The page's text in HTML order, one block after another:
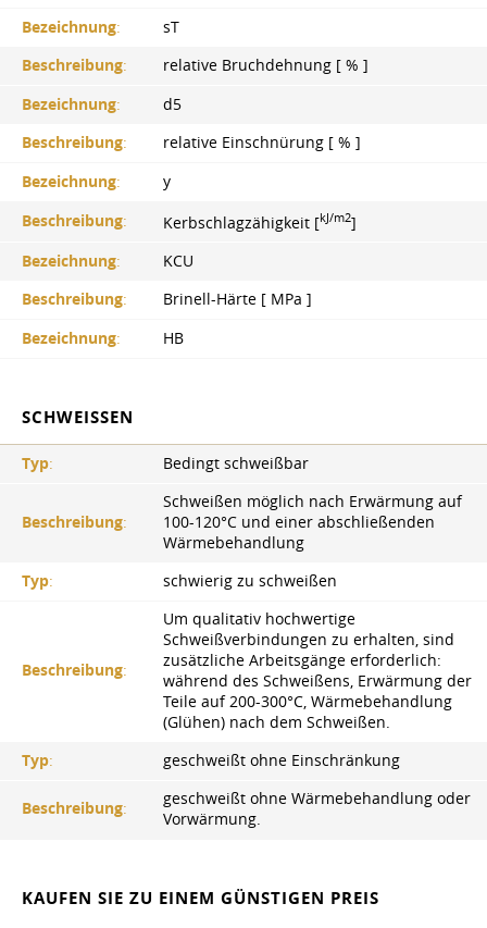
Bezeichnung:
sT
Beschreibung:
relative Bruchdehnung [ % ]
Bezeichnung:
d5
Beschreibung:
relative Einschnürung [ % ]
Bezeichnung:
y
Beschreibung: Kerbschlagzähigkeit [kJ/m2]
Bezeichnung:
KCU
Beschreibung:
Brinell-Härte [ MPa ]
Bezeichnung: HB
SCHWEISSEN
Typ: Bedingt schweißbar
Beschreibung:
Schweißen möglich nach Erwärmung auf
100-120°C und einer abschließenden
Wärmebehandlung
Typ: schwierig zu schweißen
Beschreibung:
Um qualitativ hochwertige
Schweißverbindungen zu erhalten, sind
zusätzliche Arbeitsgänge erforderlich:
während des Schweißens, Erwärmung der
Teile auf 200-300°C, Wärmebehandlung
(Glühen) nach dem Schweißen.
Typ: geschweißt ohne Einschränkung
Beschreibung:
geschweißt ohne Wärmebehandlung oder
Vorwärmung.
KAUFEN SIE ZU EINEM GÜNSTIGEN PREIS